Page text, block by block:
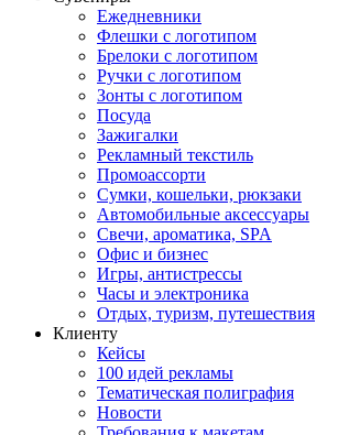
Ежедневники
Флешки с логотипом
Брелоки с логотипом
Ручки с логотипом
Зонты с логотипом
Посуда
Зажигалки
Рекламный текстиль
Промоассорти
Сумки, кошельки, рюкзаки
Автомобильные аксессуары
Свечи, ароматика, SPA
Офис и бизнес
Игры, антистрессы
Часы и электроника
Отдых, туризм, путешествия
Клиенту
Кейсы
100 идей рекламы
Тематическая полиграфия
Новости